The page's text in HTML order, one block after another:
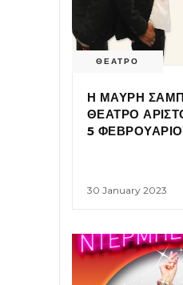
ΘΕΑΤΡΟ
Η ΜΑΥΡΗ
ΘΕΑΤΡΟ
5
30 January 2023